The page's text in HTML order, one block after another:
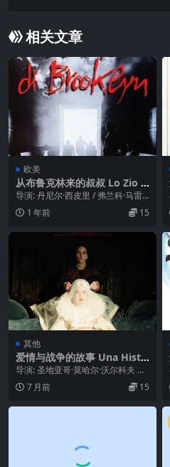
相关文章
欧美
从布鲁克林来的叔叔 Lo Zio d
i Brooklyn (1995)
导演: 丹尼尔·西皮里 / 弗兰科·马雷
斯科 编剧: 丹尼尔·西皮里 / 弗兰科...
1 年前 15
其他
爱情与战争的故事 Una Histo
ria de Amor y Guerra (202
4)
导演: 圣地亚哥·莫哈尔·沃尔科夫 编
剧: 圣地亚哥·莫哈尔·沃尔科夫 主
演: ...7 月前 15